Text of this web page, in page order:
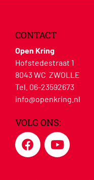
CONTACT
Open Kring
Hofstedestraat 1
8043 WC ZWOLLE
Tel. 06-23592673
info@openkring.nl
VOLG ONS: